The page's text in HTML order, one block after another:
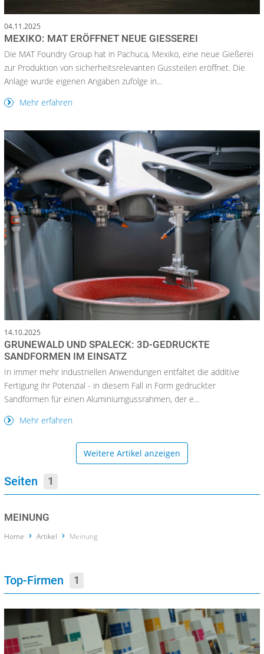
04.11.2025
MEXIKO: MAT ERÖFFNET NEUE GIESSEREI
Die MAT Foundry Group hat in Pachuca, Mexiko, eine neue Gießerei
zur Produktion von sicherheitsrelevanten Gussteilen eröffnet. Die
Anlage wurde eigenen Angaben zufolge in...
Mehr erfahren
14.10.2025
GRUNEWALD UND SPALECK: 3D-GEDRUCKTE
SANDFORMEN IM EINSATZ
In immer mehr industriellen Anwendungen entfaltet die additive
Fertigung ihr Potenzial - in diesem Fall in Form gedruckter
Sandformen für einen Aluminiumgussrahmen, der e...
Mehr erfahren
Weitere Artikel anzeigen
Seiten 1
MEINUNG
Home Artikel Meinung
Top-Firmen 1